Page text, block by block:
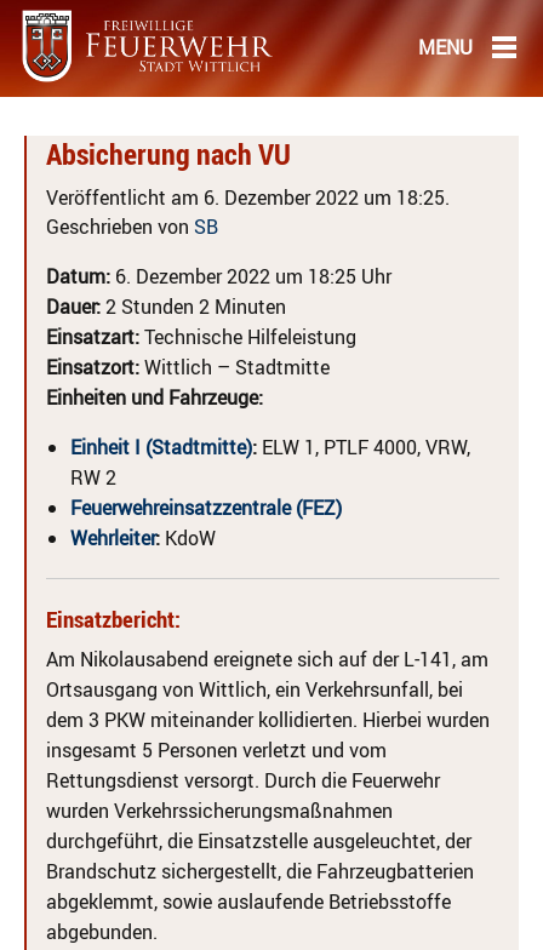
Absicherung nach VU
Veröffentlicht am 6. Dezember 2022 um 18:25.
Geschrieben von SB
Datum: 6. Dezember 2022 um 18:25 Uhr
Dauer:2 Stunden 2 Minuten
Einsatzart:Technische Hilfeleistung
Einsatzort:Wittlich – Stadtmitte
Einheiten und Fahrzeuge:
Einheit I (Stadtmitte): ELW 1, PTLF 4000, VRW,
RW 2
Feuerwehreinsatzzentrale (FEZ)
Wehrleiter: KdoW
Einsatzbericht:
Am Nikolausabend ereignete sich auf der L-141, am
Ortsausgang von Wittlich, ein Verkehrsunfall, bei
dem 3 PKW miteinander kollidierten. Hierbei wurden
insgesamt 5 Personen verletzt und vom
Rettungsdienst versorgt. Durch die Feuerwehr
wurden Verkehrssicherungsmaßnahmen
durchgeführt, die Einsatzstelle ausgeleuchtet, der
Brandschutz sichergestellt, die Fahrzeugbatterien
abgeklemmt, sowie auslaufende Betriebsstoffe
abgebunden.